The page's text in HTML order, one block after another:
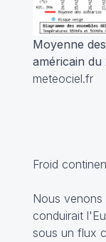
Moyenne
américain du
meteociel.fr
Froid
Nous venons
conduirait
sous un flux